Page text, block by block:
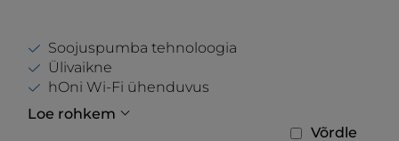
Soojuspumba tehnoloogia
Ülivaikne
hOni Wi-Fi ühenduvus
Loe rohkem
Võrdle